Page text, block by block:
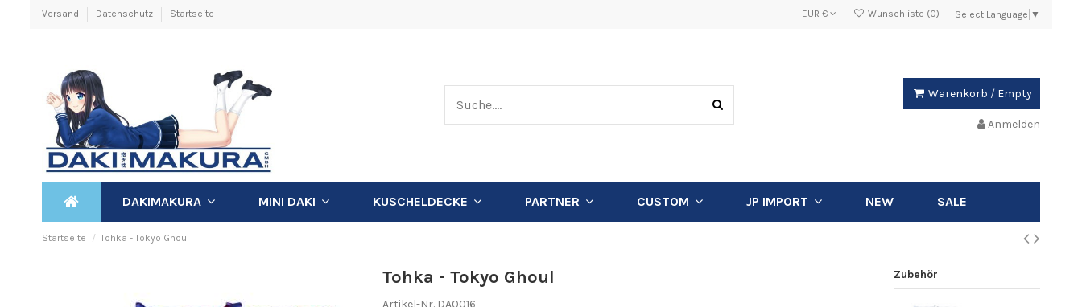
Versand Datenschutz Startseite EUR € Wunschliste (0) Select Language ▼
Warenkorb / Empty
Anmelden
DAKIMAKURA MINI DAKI KUSCHELDECKE PARTNER CUSTOM JP IMPORT NEW SALE
Startseite Tohka - Tokyo Ghoul
Tohka - Tokyo Ghoul
Artikel-Nr. DA0016
Zubehör